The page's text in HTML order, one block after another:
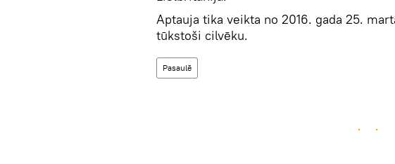
Aptauja tika veikta no 2016. gada 25.
tūkstoši cilvēku.
Pasaulē